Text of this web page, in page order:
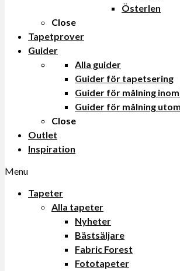
Österlen
Close
Tapetprover
Guider
Alla guider
Guider för tapetsering
Guider för målning
Guider för målning
Close
Outlet
Inspiration
Menu
Tapeter
Alla tapeter
Nyheter
Bästsäljare
Fabric Forest
Fototapeter